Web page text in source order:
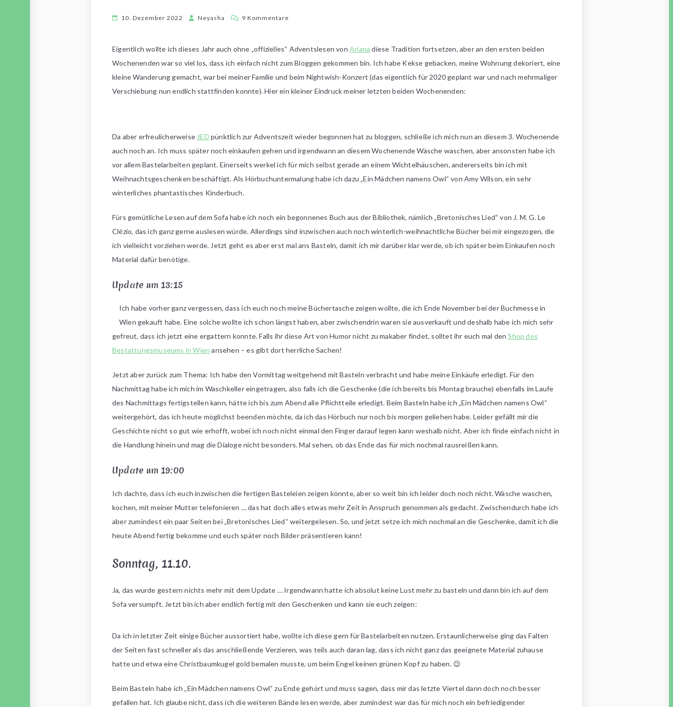
10. Dezember 2022 Neyasha 9 Kommentare
–
3.
Wochenende
Eigentlich wollte ich dieses Jahr auch ohne „offizielles“ Adventslesen vonAriana diese Tradition fortsetzen, aber an den ersten beiden
Wochenenden war so viel los, dass ich einfach nicht zum Bloggen gekommen bin. Ich habe Kekse gebacken, meine Wohnung dekoriert, eine
kleine Wanderung gemacht, war bei meiner Familie und beim Nightwish-Konzert (das eigentlich für 2020 geplant war und nach mehrmaliger
Verschiebung nun endlich stattfinden konnte). Hier ein kleiner Eindruck meiner letzten beiden Wochenenden:
Da aber erfreulicherweise JED pünktlich zur Adventszeit wieder begonnen hat zu bloggen, schließe ich mich nun an diesem 3. Wochenende
auch noch an. Ich muss später noch einkaufen gehen und irgendwann an diesem Wochenende Wäsche waschen, aber ansonsten habe ich
vor allem Bastelarbeiten geplant. Einerseits werkel ich für mich selbst gerade an einem Wichtelhäuschen, andererseits bin ich mit
Weihnachtsgeschenken beschäftigt. Als Hörbuchuntermalung habe ich dazu „Ein Mädchen namens Owl“ von Amy Wilson, ein sehr
winterliches phantastisches Kinderbuch.
Fürs gemütliche Lesen auf dem Sofa habe ich noch ein begonnenes Buch aus der Bibliothek, nämlich „Bretonisches Lied“ von J. M. G. Le
Clézio, das ich ganz gerne auslesen würde. Allerdings sind inzwischen auch noch winterlich-weihnachtliche Bücher bei mir eingezogen, die
ich vielleicht vorziehen werde. Jetzt geht es aber erst mal ans Basteln, damit ich mir darüber klar werde, ob ich später beim Einkaufen noch
Material dafür benötige.
Update um 13:15
Ich habe vorher ganz vergessen, dass ich euch noch meine Büchertasche zeigen wollte, die ich Ende November bei der Buchmesse in
Wien gekauft habe. Eine solche wollte ich schon längst haben, aber zwischendrin waren sie ausverkauft und deshalb habe ich mich sehr
gefreut, dass ich jetzt eine ergattern konnte. Falls ihr diese Art von Humor nicht zu makaber findet, solltet ihr euch mal denShop des
Bestattungsmuseums in Wien ansehen – es gibt dort herrliche Sachen!
Jetzt aber zurück zum Thema: Ich habe den Vormittag weitgehend mit Basteln verbracht und habe meine Einkäufe erledigt. Für den
Nachmittag habe ich mich im Waschkeller eingetragen, also falls ich die Geschenke (die ich bereits bis Montag brauche) ebenfalls im Laufe
des Nachmittags fertigstellen kann, hätte ich bis zum Abend alle Pflichtteile erledigt. Beim Basteln habe ich „Ein Mädchen namens Owl“
weitergehört, das ich heute möglichst beenden möchte, da ich das Hörbuch nur noch bis morgen geliehen habe. Leider gefällt mir die
Geschichte nicht so gut wie erhofft, wobei ich noch nicht einmal den Finger darauf legen kann weshalb nicht. Aber ich finde einfach nicht in
die Handlung hinein und mag die Dialoge nicht besonders. Mal sehen, ob das Ende das für mich nochmal rausreißen kann.
Update um 19:00
Ich dachte, dass ich euch inzwischen die fertigen Basteleien zeigen könnte, aber so weit bin ich leider doch noch nicht. Wäsche waschen,
kochen, mit meiner Mutter telefonieren … das hat doch alles etwas mehr Zeit in Anspruch genommen als gedacht. Zwischendurch habe ich
aber zumindest ein paar Seiten bei „Bretonisches Lied“ weitergelesen. So, und jetzt setze ich mich nochmal an die Geschenke, damit ich die
heute Abend fertig bekomme und euch später noch Bilder präsentieren kann!
Sonntag, 11.10.
Ja, das wurde gestern nichts mehr mit dem Update … Irgendwann hatte ich absolut keine Lust mehr zu basteln und dann bin ich auf dem
Sofa versumpft. Jetzt bin ich aber endlich fertig mit den Geschenken und kann sie euch zeigen:
Da ich in letzter Zeit einige Bücher aussortiert habe, wollte ich diese gern für Bastelarbeiten nutzen. Erstaunlicherweise ging das Falten
der Seiten fast schneller als das anschließende Verzieren, was teils auch daran lag, dass ich nicht ganz das geeignete Material zuhause
hatte und etwa eine Christbaumkugel gold bemalen musste, um beim Engel keinen grünen Kopf zu haben. 😉
Beim Basteln habe ich „Ein Mädchen namens Owl“ zu Ende gehört und muss sagen, dass mir das letzte Viertel dann doch noch besser
gefallen hat. Ich glaube nicht, dass ich die weiteren Bände lesen werde, aber zumindest war das für mich noch ein befriedigender